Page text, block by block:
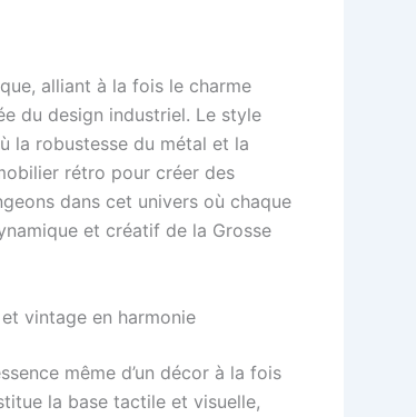
alliant à la fois le charme
du design industriel. Le style
la robustesse du métal et la
rétro pour créer des
dans cet univers où chaque
et créatif de la Grosse
vintage en harmonie
même d’un décor à la fois
la base tactile et visuelle,